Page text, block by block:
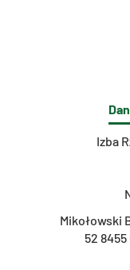
Izba
Mikołowski
52